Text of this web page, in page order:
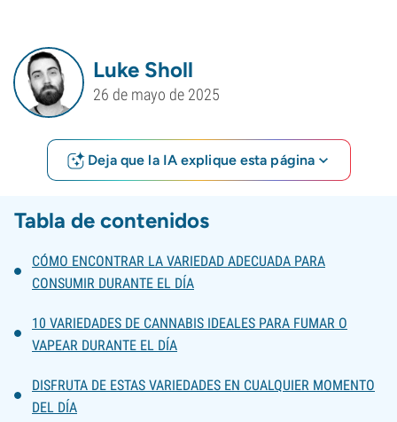
Luke Sholl
26 de mayo de 2025
Deja que la IA explique esta página
Tabla de contenidos
CÓMO ENCONTRAR LA VARIEDAD ADECUADA PARA
CONSUMIR DURANTE EL DÍA
10 VARIEDADES DE CANNABIS IDEALES PARA FUMAR O
VAPEAR DURANTE EL DÍA
DISFRUTA DE ESTAS VARIEDADES EN CUALQUIER MOMENTO
DEL DÍA